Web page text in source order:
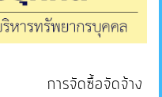
การจัดซื้อจัดจ้าง